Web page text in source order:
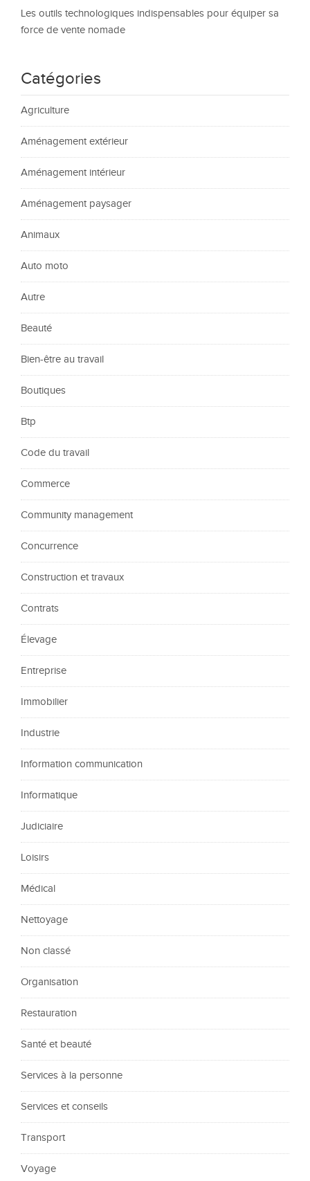
Les outils technologiques indispensables pour équiper sa
force de vente nomade
Catégories
Agriculture
Aménagement extérieur
Aménagement intérieur
Aménagement paysager
Animaux
Auto moto
Autre
Beauté
Bien-être au travail
Boutiques
Btp
Code du travail
Commerce
Community management
Concurrence
Construction et travaux
Contrats
Élevage
Entreprise
Immobilier
Industrie
Information communication
Informatique
Judiciaire
Loisirs
Médical
Nettoyage
Non classé
Organisation
Restauration
Santé et beauté
Services à la personne
Services et conseils
Transport
Voyage